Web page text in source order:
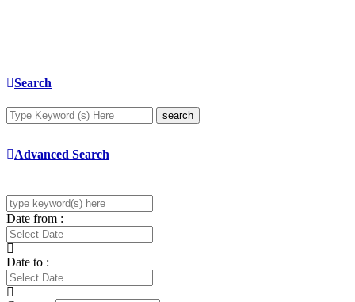
Search
search
Advanced Search
Date from :
Date to :